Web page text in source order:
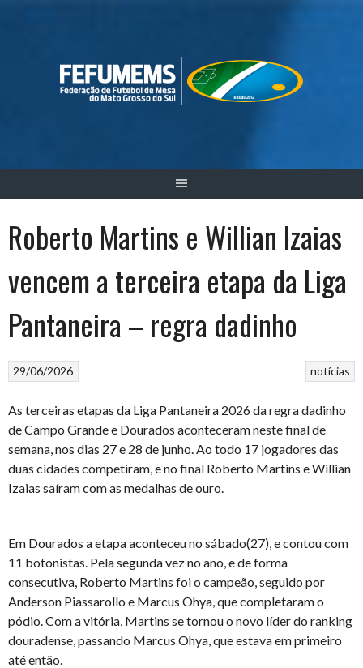
Roberto Martins e Willian Izaias
vencem a terceira etapa da Liga
Pantaneira – regra dadinho
notícias
29/06/2026
As terceiras etapas da Liga Pantaneira 2026 da regra dadinho
de Campo Grande e Dourados aconteceram neste final de
semana, nos dias 27 e 28 de junho. Ao todo 17 jogadores das
duas cidades competiram, e no final Roberto Martins e Willian
Izaias saíram com as medalhas de ouro.
Em Dourados a etapa aconteceu no sábado(27), e contou com
11 botonistas. Pela segunda vez no ano, e de forma
consecutiva, Roberto Martins foi o campeão, seguido por
Anderson Piassarollo e Marcus Ohya, que completaram o
pódio. Com a vitória, Martins se tornou o novo líder do ranking
douradense, passando Marcus Ohya, que estava em primeiro
até então.